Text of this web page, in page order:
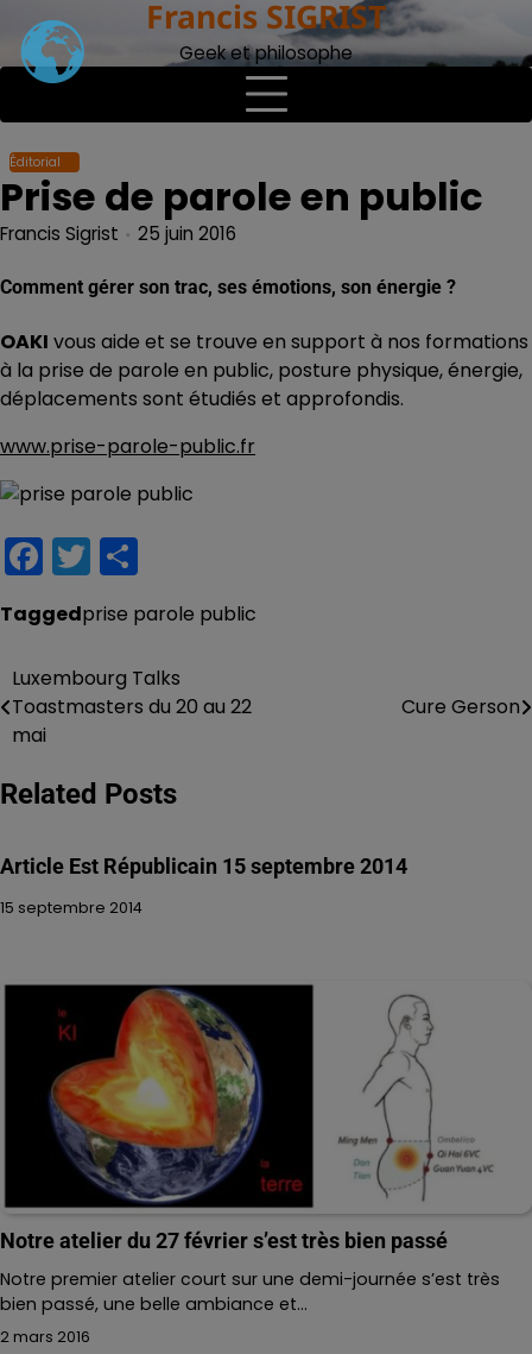
content
Francis SIGRIST
Geek et philosophe
Éditorial
Prise de parole en public
Francis Sigrist 25 juin 2016
Comment gérer son trac, ses émotions, son énergie ?
OAKI vous aide et se trouve en support à nos formations
à la prise de parole en public, posture physique, énergie,
déplacements sont étudiés et approfondis.
www.prise-parole-public.fr
Facebook
Twitter
Taggedprise parole public
Navigation
de
Luxembourg Talks
Toastmasters du 20 au 22
mai
Cure Gerson
Related Posts
Article Est Républicain 15 septembre 2014
15 septembre 2014
Notre atelier du 27 février s’est très bien passé
Notre premier atelier court sur une demi-journée s’est très
bien passé, une belle ambiance et…
2 mars 2016